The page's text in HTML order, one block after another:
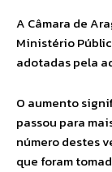
A Câmara de
Ministério
adotadas pela
O aumento
passou para
número destes
que foram